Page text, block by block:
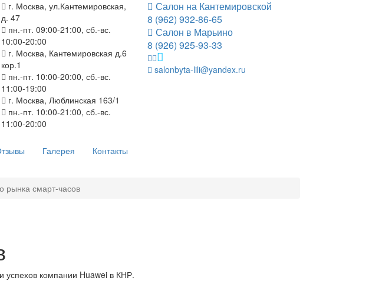
г. Москва, ул.Кантемировская,
д. 47
пн.-пт. 09:00-21:00, сб.-вс.
10:00-20:00
г. Москва, Кантемировская д.6
кор.1
пн.-пт. 10:00-20:00, сб.-вс.
11:00-19:00
г. Москва, Люблинская 163/1
пн.-пт. 10:00-21:00, сб.-вс.
11:00-20:00
Салон на Кантемировской
8 (962) 932-86-65
Салон в Марьино
8 (926) 925-93-33
salonbyta-lili@yandex.ru
Галерея Контакты
рынка смарт-часов
успехов компании Huawei в КНР.